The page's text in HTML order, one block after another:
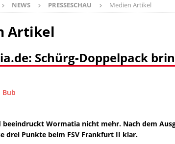
NEWS PRESSESCHAU Medien Artikel
Artikel
Schürg-Doppelpack
Bub
beeindruckt Wormatia nicht mehr. Nach dem
drei Punkte beim FSV Frankfurt II klar.